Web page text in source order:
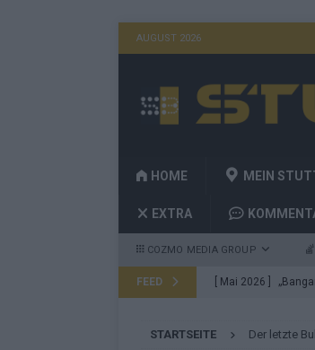
AUGUST 2026
HOME MEIN
EXTRA
COZMO MEDIA GROUP
FEED [ Mai 2026 ]
[ Mai 2026 ] Von JJ
STARTSEITE Der letzte